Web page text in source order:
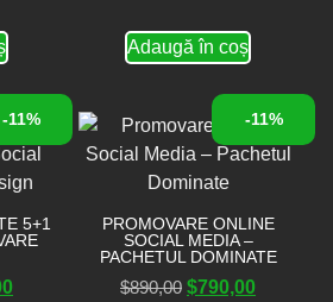
Adaugă în coș
-11%
5+1
-11%
PROMOVARE ONLINE
SOCIAL MEDIA –
PACHETUL DOMINATE
$890,00 $790,00